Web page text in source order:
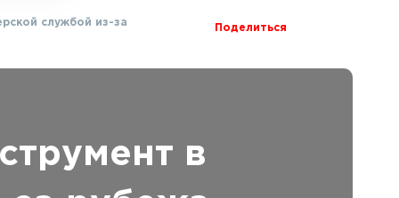
службой из-за
Поделиться
в